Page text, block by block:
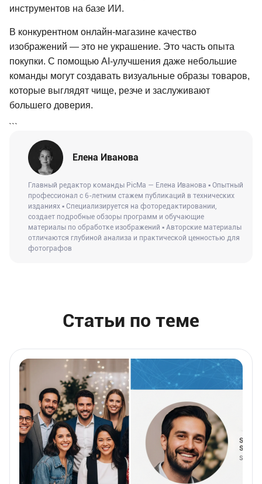
инструментов на базе ИИ.
В конкурентном онлайн-магазине качество
изображений — это не украшение. Это часть опыта
покупки. С помощью AI-улучшения даже небольшие
команды могут создавать визуальные образы товаров,
которые выглядят чище, резче и заслуживают
большего доверия.
```
Елена Иванова
Главный редактор команды PicMa — Елена Иванова ▪ Опытный
профессионал с 6-летним стажем публикаций в технических
изданиях ▪ Специализируется на фоторедактировании,
создает подробные обзоры программ и обучающие
материалы по обработке изображений ▪ Авторские материалы
отличаются глубиной анализа и практической ценностью для
фотографов
Статьи по теме